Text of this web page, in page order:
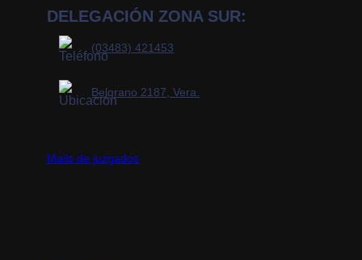
DELEGACIÓN ZONA SUR:
(03483) 421453
Belgrano 2187, Vera.
Mails de juzgados